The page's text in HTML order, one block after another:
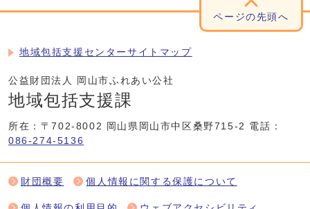
ページの先頭へ
地域包括支援センターサイトマップ
公益財団法人 岡山市ふれあい公社
地域包括支援課
所在：〒702-8002 岡山県岡山市中区桑野715-2 電話：
086-274-5136
財団概要 個人情報に関する保護について